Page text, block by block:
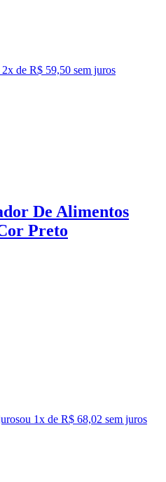
2x de R$ 59,50 sem juros
De Alimentos
Preto
ou 1x de R$ 68,02 sem juros